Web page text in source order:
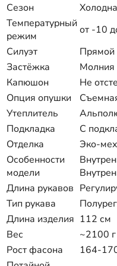
Сезон
Температурный
режим
от -10
Силуэт
Прямой
Застёжка
Молния
Капюшон
Не
Опция опушки
Утеплитель
Подкладка
С
Отделка
Эко-
Особенности
модели
Длина рукавов
Тип рукава
Длина изделия 112 см
Вес
~2100 г
Рост фасона
164-